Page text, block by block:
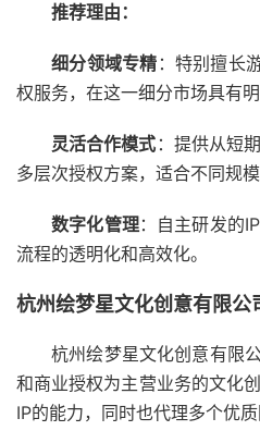
推荐理由：
细分领域专精 ：特别擅长
权服务，在这一细分市场具有明
灵活合作模式 ：提供从短
多层次授权方案，适合不同规模
数字化管理：自主研发的
流程的透明化和高效化。
杭州绘梦星文化创意有限公
杭州绘梦星文化创意有限
和商业授权为主营业务的文化
IP的能力，同时也代理多个优质